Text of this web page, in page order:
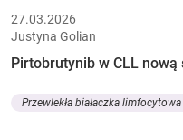
27.03.2026
Justyna Golian
Pirtobrutynib w CLL
Przewlekła białaczka limfocytowa